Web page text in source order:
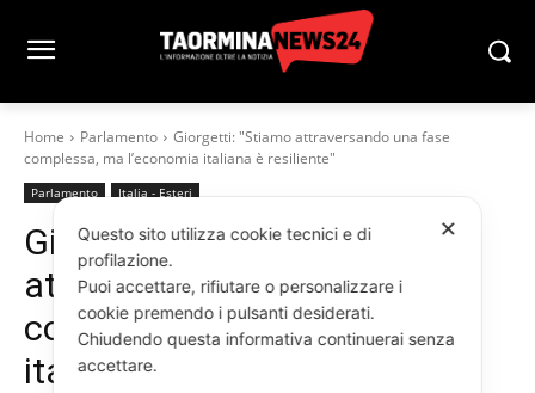
Home Parlamento
Giorgetti: "Stiamo attraversando una fase
complessa, ma l’economia italiana è resiliente"
Parlamento Italia - Esteri
Giorgetti: “Stiamo
attraversando una fase
complessa, ma l’economia
italiana è resiliente”
✕
Questo sito utilizza cookie tecnici e di
profilazione.
Puoi accettare, rifiutare o personalizzare i
cookie premendo i pulsanti desiderati.
Chiudendo questa informativa continuerai senza
accettare.